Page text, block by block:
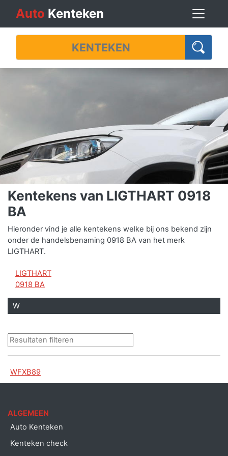
Auto Kenteken
Kentekens van LIGTHART 0918
BA
Hieronder vind je alle kentekens welke bij ons bekend zijn
onder de handelsbenaming 0918 BA van het merk
LIGTHART.
LIGTHART
0918 BA
W
WFXB89
ALGEMEEN
Auto Kenteken
Kenteken check